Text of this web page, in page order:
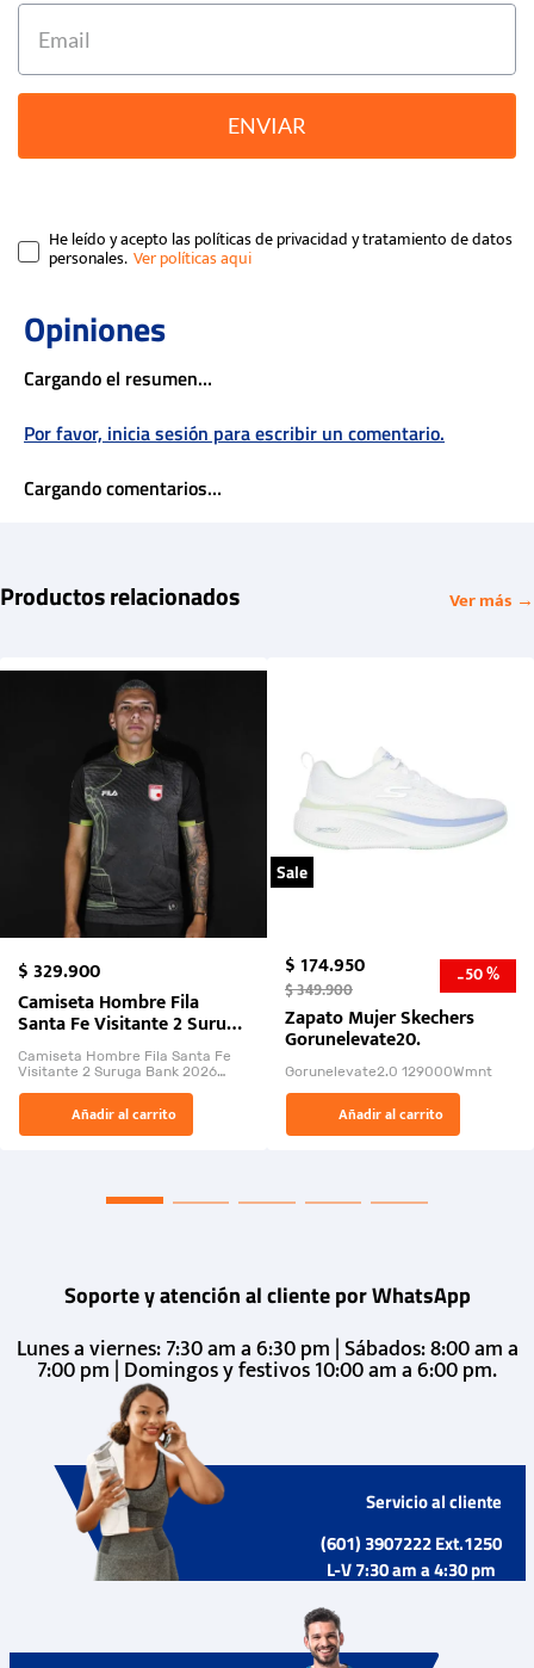
ENVIAR
He leído y acepto las políticas de privacidad y tratamiento de datos
personales.
Cargando el resumen…
Por favor, inicia sesión para escribir un comentario.
Cargando comentarios…
Productos relacionados Ver más →
$329.900
Camiseta Hombre Fila
Santa Fe Visitante 2 Suruga
Bank 2026
Camiseta Hombre Fila Santa Fe
Visitante 2 Suruga Bank 2026
El Rugido del Sol Naciente:
“Primeros para la Et...
Añadir al carrito
Sale
$174.950
$349.900 -50 %
Zapato Mujer Skechers
Gorunelevate20.
Gorunelevate2.0 129000Wmnt
Añadir al carrito
Soporte y atención al cliente por WhatsApp
Lunes a viernes: 7:30 am a 6:30 pm | Sábados: 8:00 am a
7:00 pm | Domingos y festivos 10:00 am a 6:00 pm.
Servicio al cliente
(601) 3907222 Ext.1250
L-V 7:30 am a 4:30 pm